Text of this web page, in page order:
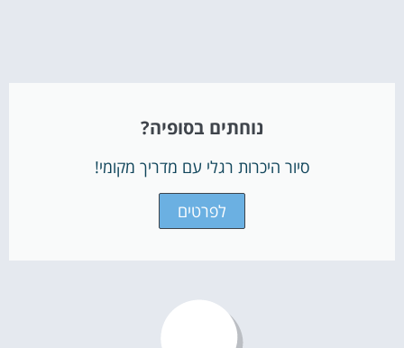
נוחתים בסופיה?
סיור היכרות רגלי עם מדריך מקומי!
לפרטים